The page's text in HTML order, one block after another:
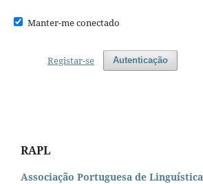
Manter-me conectado
Autenticação
Registar-se
RAPL
Associação Portuguesa de Linguística